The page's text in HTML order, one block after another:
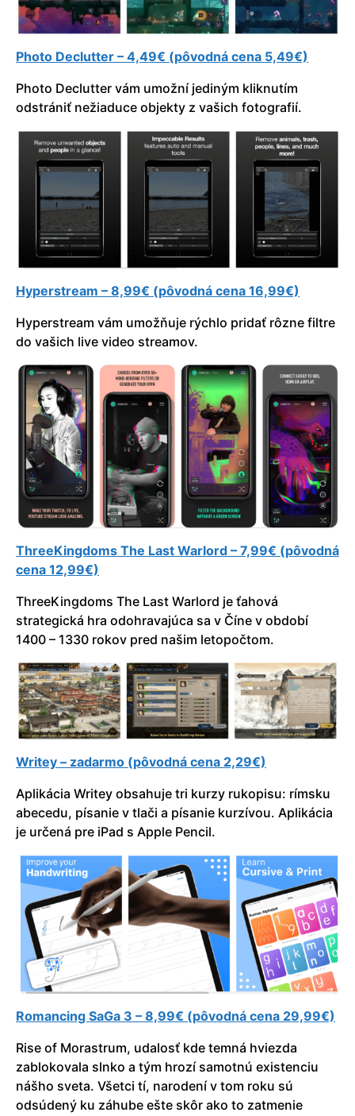
Photo Declutter – 4,49€ (pôvodná cena 5,49€)
Photo Declutter vám umožní jediným kliknutím
odstrániť nežiaduce objekty z vašich fotografií.
Hyperstream – 8,99€ (pôvodná cena 16,99€)
Hyperstream vám umožňuje rýchlo pridať rôzne filtre
do vašich live video streamov.
ThreeKingdoms The Last Warlord – 7,99€ (pôvodná
cena 12,99€)
ThreeKingdoms The Last Warlord je ťahová
strategická hra odohravajúca sa v Číne v období
1400 – 1330 rokov pred našim letopočtom.
Writey – zadarmo (pôvodná cena 2,29€)
Aplikácia Writey obsahuje tri kurzy rukopisu: rímsku
abecedu, písanie v tlači a písanie kurzívou. Aplikácia
je určená pre iPad s Apple Pencil.
Romancing SaGa 3 – 8,99€ (pôvodná cena 29,99€)
Rise of Morastrum, udalosť kde temná hviezda
zablokovala slnko a tým hrozí samotnú existenciu
nášho sveta. Všetci tí, narodení v tom roku sú
odsúdený ku záhube ešte skôr ako to zatmenie